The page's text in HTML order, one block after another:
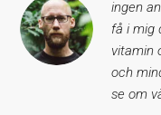
ingen
få i mig
vitamin
och
se om